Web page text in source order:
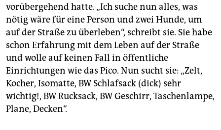
vorübergehend hatte. „Ich suche nun alles, was
nötig wäre für eine Person und zwei Hunde, um
auf der Straße zu überleben“, schreibt sie. Sie habe
schon Erfahrung mit dem Leben auf der Straße
und wolle auf keinen Fall in öffentliche
Einrichtungen wie das Pico. Nun sucht sie: „Zelt,
Kocher, Isomatte, BW Schlafsack (dick) sehr
wichtig!, BW Rucksack, BW Geschirr, Taschenlampe,
Plane, Decken“.